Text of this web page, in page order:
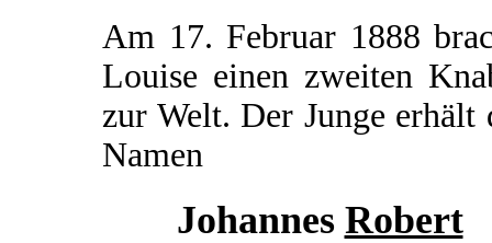
Am 17. Februar 1888
Louise einen zweiten
zur Welt. Der Junge erhält
Namen
Johannes Robert